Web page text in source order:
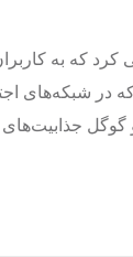
که به
شبکه‌های
جذابیت‌های